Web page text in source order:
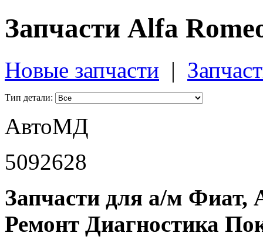
Запчасти Alfa
Новые запчасти |
Тип детали:
АвтоМД
5092628
Запчасти для а/м Фиат,
Ремонт Диагностика